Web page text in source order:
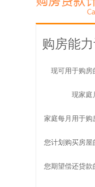
购房能
现可用于购房
现家庭
家庭每月用于购
您计划购买房屋
您期望偿还贷款